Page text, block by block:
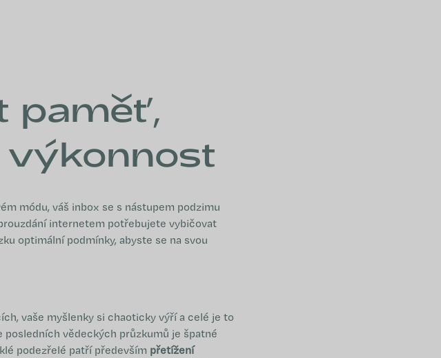
paměť,
výkonnost
módu, váš inbox se s nástupem podzimu
internetem potřebujete vybičovat
optimální podmínky, abyste se na svou
vaše myšlenky si chaoticky výří a celé je to
vědeckých průzkumů je špatné
podezřelé patří především přetížení